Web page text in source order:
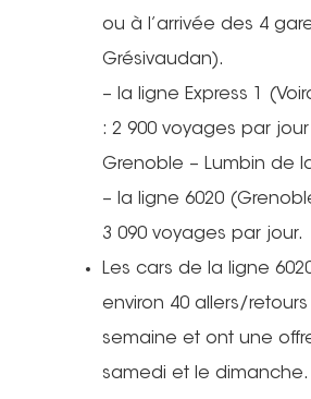
ou à l’arrivée des 4
Grésivaudan).
– la ligne Express 1
: 2 900 voyages par
Grenoble – Lumbin de
– la ligne 6020
3 090 voyages par jour.
Les cars de la ligne
environ 40 allers/
semaine et ont une
samedi et le dimanche.